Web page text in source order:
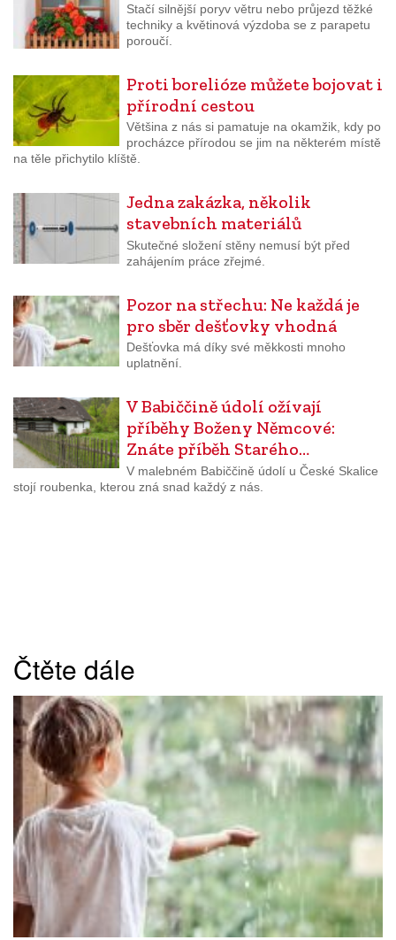
Stačí silnější poryv větru nebo průjezd těžké
techniky a květinová výzdoba se z parapetu
poroučí.
Proti borelióze můžete bojovat i
přírodní cestou
Většina z nás si pamatuje na okamžik, kdy po
procházce přírodou se jim na některém místě
na těle přichytilo klíště.
Jedna zakázka, několik
stavebních materiálů
Skutečné složení stěny nemusí být před
zahájením práce zřejmé.
Pozor na střechu: Ne každá je
pro sběr dešťovky vhodná
Dešťovka má díky své měkkosti mnoho
uplatnění.
V Babiččině údolí ožívají
příběhy Boženy Němcové:
Znáte příběh Starého…
V malebném Babiččině údolí u České Skalice
stojí roubenka, kterou zná snad každý z nás.
Čtěte dále